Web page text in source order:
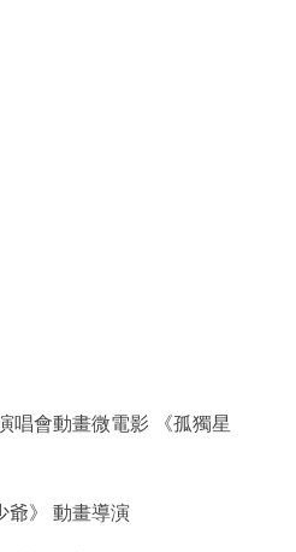
唱會動畫微電影 《孤獨星
爺》 動畫導演